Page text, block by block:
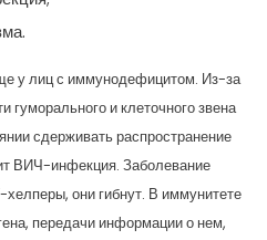
у лиц с иммунодефицитом. Из-за
гуморального и клеточного звена
сдерживать распространение
ВИЧ-инфекция. Заболевание
они гибнут. В иммунитете
передачи информации о нем,